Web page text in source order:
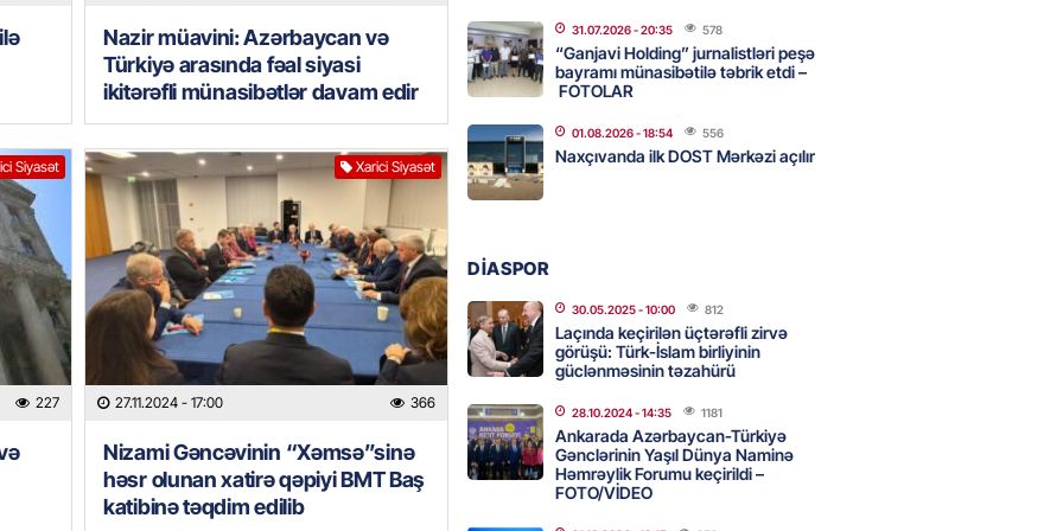
Nazir müavini: Azərbaycan və
Türkiyə arasında fəal siyasi
ikitərəfli münasibətlər davam edir
Siyasət
227
Xarici Siyasət
27.11.2024 - 17:00 366
Nizami Gəncəvinin “Xəmsə”sinə
həsr olunan xatirə qəpiyi BMT Baş
katibinə təqdim edilib
MANŞET
Bu ölkədə uçan taksilər fəaliyyətə
07.08.2026- 10:00 73
07.08.2026
BANNER
ABŞ Hörmüz boğazında nəzarətin İrana
verilməsini rədd edib
07.08.2026 - 09:30
MANŞET
31.07.2026- 20:35 578
“Ganjavi Holding” jurnalistləri peşə
bayramı münasibətilə təbrik etdi –
FOTOLAR
01.08.2026- 18:54 556
Naxçıvanda ilk DOST Mərkəzi açılır
DİASPOR
30.05.2025- 10:00 812
Laçında keçirilən üçtərəfli zirvə
görüşü: Türk-İslam birliyinin
güclənməsinin təzahürü
28.10.2024- 14:35 1181
Ankarada Azərbaycan-Türkiyə
Gənclərinin Yaşıl Dünya Naminə
Həmrəylik Forumu keçirildi –
FOTO/VİDEO